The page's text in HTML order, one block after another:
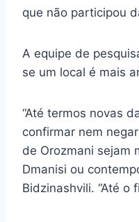
que não participou
A equipe de
se um local é mais
“Até termos novas
confirmar nem
de Orozmani sejam
Dmanisi ou
Bidzinashvili. “Até o